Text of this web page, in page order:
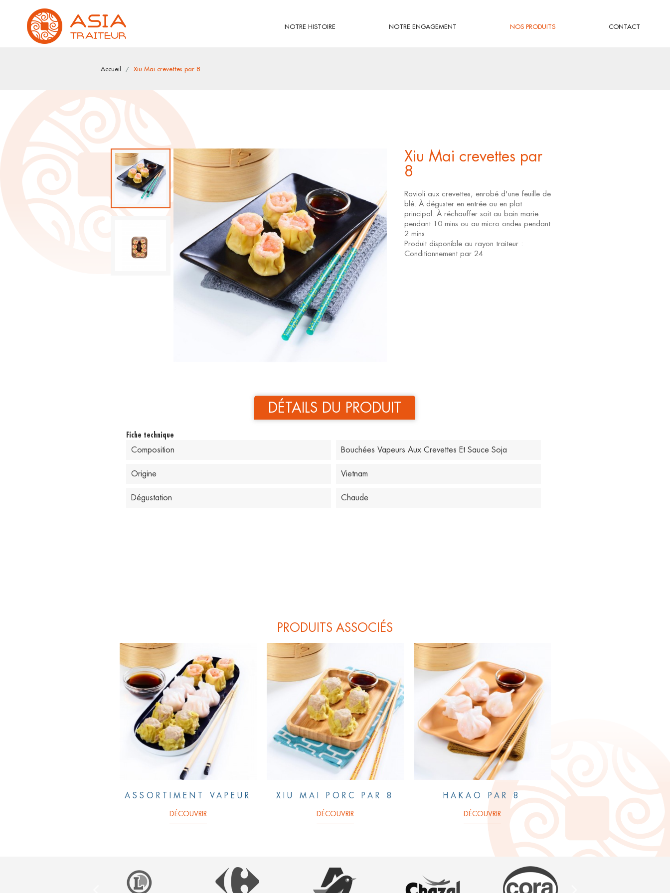
NOTRE HISTOIRE NOTRE ENGAGEMENT NOS PRODUITS CONTACT
Accueil Xiu Mai crevettes par 8
DÉTAILS DU PRODUIT
Fiche technique
Composition Bouchées Vapeurs Aux Crevettes Et Sauce Soja
Origine Vietnam
Dégustation Chaude
Xiu Mai crevettes par
8
Ravioli aux crevettes, enrobé d'une feuille de
blé. À déguster en entrée ou en plat
principal. À réchauffer soit au bain marie
pendant 10 mins ou au micro ondes pendant
2 mins.
Produit disponible au rayon traiteur :
Conditionnement par 24
PRODUITS ASSOCIÉS
ASSORTIMENT VAPEUR
DÉCOUVRIR
XIU MAI PORC PAR 8
DÉCOUVRIR
HAKAO PAR 8
DÉCOUVRIR